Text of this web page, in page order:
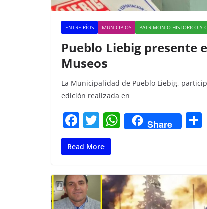
ENTRE RÍOS MUNICIPIOS PATRIMONIO HISTORICO Y
Pueblo Liebig presente
Museos
La Municipalidad de Pueblo Liebig,
edición realizada en
F
a
c
b
o
T
w
itt
W
h
A
p
Share
Read More